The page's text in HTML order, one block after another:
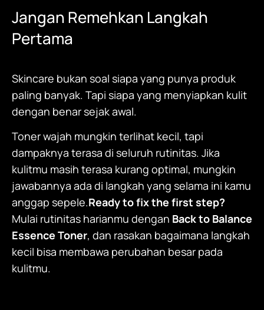
Jangan Remehkan Langkah
Pertama
Skincare bukan soal siapa yang punya produk
paling banyak. Tapi siapa yang menyiapkan kulit
dengan benar sejak awal.
Toner wajah mungkin terlihat kecil, tapi
dampaknya terasa di seluruh rutinitas. Jika
kulitmu masih terasa kurang optimal, mungkin
jawabannya ada di langkah yang selama ini kamu
anggap sepele.Ready to fix the first step?
Mulai rutinitas harianmu dengan Back to Balance
Essence Toner, dan rasakan bagaimana langkah
kecil bisa membawa perubahan besar pada
kulitmu.